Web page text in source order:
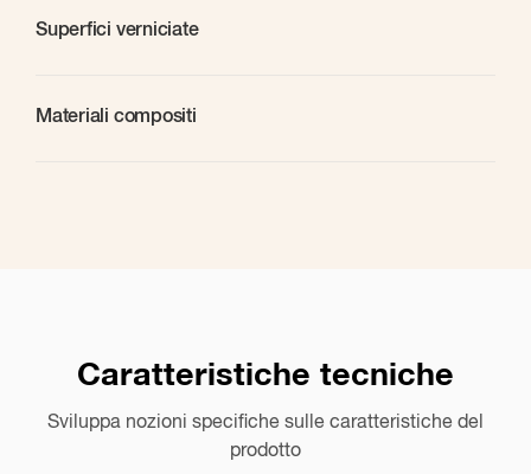
Superfici verniciate
Materiali compositi
Applicazioni consigliate
Caratteristiche tecniche
Sviluppa nozioni specifiche sulle caratteristiche del
prodotto